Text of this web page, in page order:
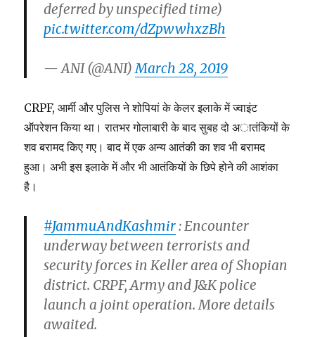
deferred by unspecified time)
pic.twitter.com/dZpwwhxzBh
— ANI (@ANI)March 28, 2019
CRPF, आर्मी और पुलिस ने शोपियां के केलर इलाके में ज्वाइंट
ऑपरेशन किया था। रातभर गोलाबारी के बाद सुबह दो अातंकियों के
शव बरामद किए गए। बाद में एक अन्य आतंकी का शव भी बरामद
हुआ। अभी इस इलाके में और भी आतंकियों के छिपे होने की आशंका
है।
#JammuAndKashmir: Encounter
underway between terrorists and
security forces in Keller area of Shopian
district. CRPF, Army and J&K police
launch a joint operation. More details
awaited.